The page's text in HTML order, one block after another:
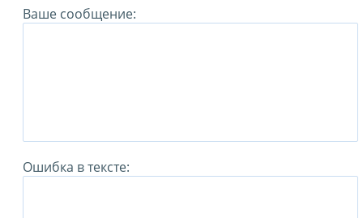
Ваше сообщение:
Ошибка в тексте: